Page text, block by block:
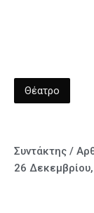
Θέατρο
Συντάκτης /
26